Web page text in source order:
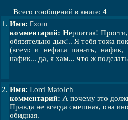
Всего сообщений в книге: 4
1. Имя: Гхош
комментарий: Нерпитик!
обязятельно дык!.. Я тебя тожа
(всем: и нефига пинать,
нафик... да, я хам... что ж
2. Имя: Lord Matolch
комментарий: А почему это
Правда не всегда смешная, она
обидная.